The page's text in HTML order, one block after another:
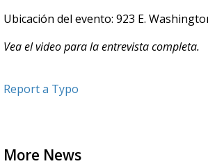
Ubicación del evento: 923 E.
Vea el video para la entrevista completa.
Report a Typo
More News